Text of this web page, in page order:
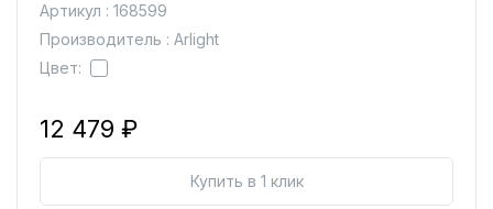
Артикул : 168599
Производитель : Arlight
Цвет:
12 479 ₽
Купить в 1 клик